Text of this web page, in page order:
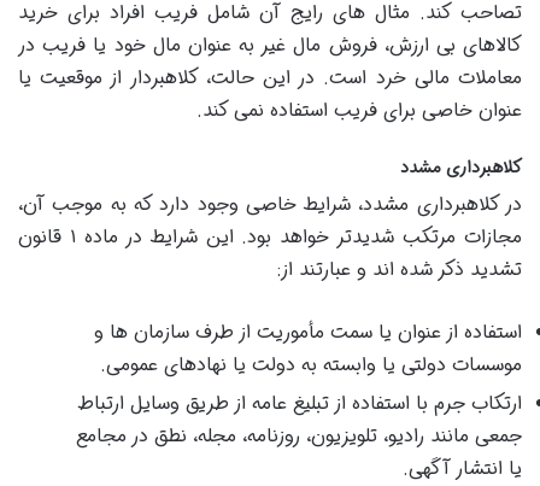
تصاحب کند. مثال های رایج آن شامل فریب افراد برای خرید
کالاهای بی ارزش، فروش مال غیر به عنوان مال خود یا فریب در
معاملات مالی خرد است. در این حالت، کلاهبردار از موقعیت یا
عنوان خاصی برای فریب استفاده نمی کند.
کلاهبرداری مشدد
در کلاهبرداری مشدد، شرایط خاصی وجود دارد که به موجب آن،
مجازات مرتکب شدیدتر خواهد بود. این شرایط در ماده ۱ قانون
تشدید ذکر شده اند و عبارتند از:
استفاده از عنوان یا سمت مأموریت از طرف سازمان ها و
موسسات دولتی یا وابسته به دولت یا نهادهای عمومی.
ارتکاب جرم با استفاده از تبلیغ عامه از طریق وسایل ارتباط
جمعی مانند رادیو، تلویزیون، روزنامه، مجله، نطق در مجامع
یا انتشار آگهی.